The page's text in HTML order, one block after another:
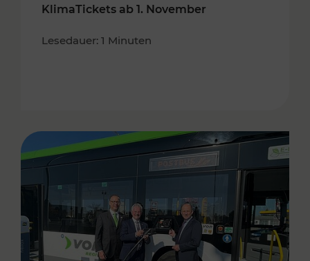
KlimaTickets ab 1. November
Lesedauer: 1 Minuten